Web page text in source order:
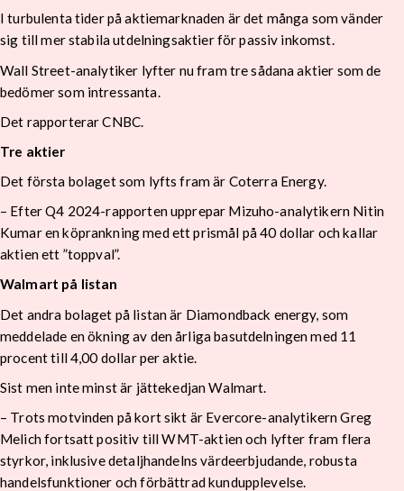
I turbulenta tider på aktiemarknaden är det många som vänder
sig till mer stabila utdelningsaktier för passiv inkomst.
Wall Street-analytiker lyfter nu fram tre sådana aktier som de
bedömer som intressanta.
Det rapporterar CNBC.
Tre aktier
Det första bolaget som lyfts fram är Coterra Energy.
– Efter Q4 2024-rapporten upprepar Mizuho-analytikern Nitin
Kumar en köprankning med ett prismål på 40 dollar och kallar
aktien ett ”toppval”.
Walmart på listan
Det andra bolaget på listan är Diamondback energy, som
meddelade en ökning av den årliga basutdelningen med 11
procent till 4,00 dollar per aktie.
Sist men inte minst är jättekedjan Walmart.
– Trots motvinden på kort sikt är Evercore-analytikern Greg
Melich fortsatt positiv till WMT-aktien och lyfter fram flera
styrkor, inklusive detaljhandelns värdeerbjudande, robusta
handelsfunktioner och förbättrad kundupplevelse.